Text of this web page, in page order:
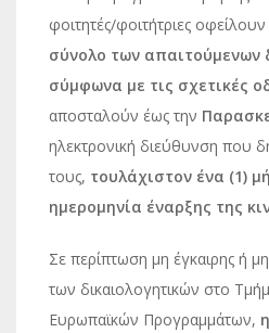
φοιτητές/φοιτήτριες
σύνολο των απαιτούμενων
σύμφωνα με τις σχετικές
αποσταλούν έως την
ηλεκτρονική διεύθυνση που
τους, τουλάχιστον ένα (1)
ημερομηνία έναρξης της
Σε περίπτωση μη έγκαιρης ή
των δικαιολογητικών στο
Ευρωπαϊκών Προγραμμάτων,